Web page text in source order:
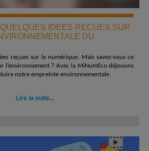
IDEES RECUES SUR
DU
reçues sur le numérique. Mais savez-vous ce
l’environnement ? Avec la MiNumEco déjouons
notre empreinte environnementale.
Lire la suite...